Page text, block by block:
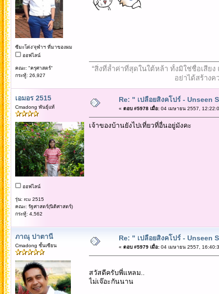
ซีมะโด่ง'จุฬาฯ ที่มาของผม
ออฟไลน์
คณะ: "ครุศาสตร์"
กระทู้: 26,927
“สิ่งที่ล้ำค่าที่สุดในใต้หล้า ทั้งมิใช่ชื่อเสีย
อย่าได้สร้างค
เอมอร 2515
Cmadong พันธุ์แท้
ออฟไลน์
รุ่น: rcu 2515
คณะ: รัฐศาสตร์(นิติศาสตร์)
กระทู้: 4,562
Re: " เปลือยสิงคโปร์ - Unseen
« ตอบ #5978 เมื่อ:04 เมษายน 2557,
เจ้าของบ้านยังไปเที่ยวที่อื่นอยู่มังคะ
ภาณุ ปาตานี
Cmadong ชั้นเซียน
Re: " เปลือยสิงคโปร์ - Unseen
« ตอบ #5979 เมื่อ:04 เมษายน 2557,
สวัสดีครับพี่แหลม..
ไม่เจ๊อะกันนาน